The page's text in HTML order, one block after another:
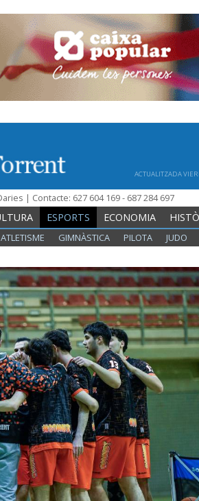
ACTUALITZADA
| Contacte: 627 604 169 - 687 284 697
ESPORTS ECONOMIA
ATLETISME GIMNÀSTICA PILOTA JUDO